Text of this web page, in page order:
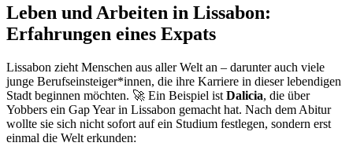
Leben und Arbeiten in Lissabon:
Erfahrungen eines Expats
Lissabon zieht Menschen aus aller Welt an – darunter auch viele
junge Berufseinsteiger*innen, die ihre Karriere in dieser lebendigen
Stadt beginnen möchten. 🚀 Ein Beispiel ist Dalicia, die über
Yobbers ein Gap Year in Lissabon gemacht hat. Nach dem Abitur
wollte sie sich nicht sofort auf ein Studium festlegen, sondern erst
einmal die Welt erkunden: